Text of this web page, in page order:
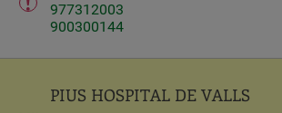
977312003
900300144
PIUS HOSPITAL DE VALLS